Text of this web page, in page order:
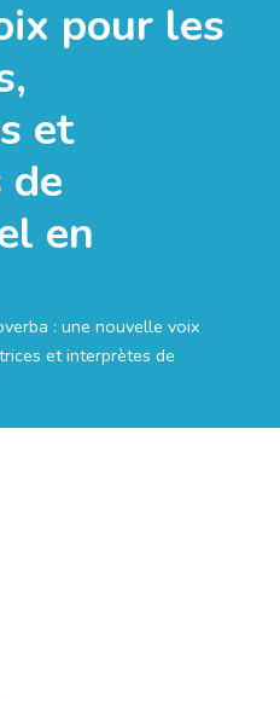
pour les
et
en
: une nouvelle voix
et interprètes de